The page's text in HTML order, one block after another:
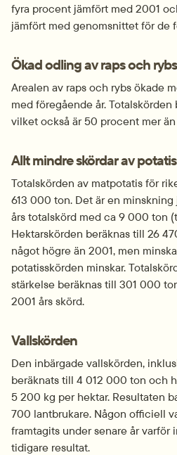
fyra procent jämfört med 2001
jämfört med genomsnittet för de
Ökad odling av raps och rybs
Arealen av raps och rybs ökade
med föregående år. Totalskörden
vilket också är 50 procent mer
Allt mindre skördar av potatis
Totalskörden av matpotatis för
613 000 ton. Det är en
års totalskörd med ca 9 000 ton
Hektarskörden beräknas till 26
något högre än 2001, men
potatisskörden minskar.
stärkelse beräknas till 301 000
2001 års skörd.
Vallskörden
Den inbärgade vallskörden,
beräknats till 4 012 000 ton och
5 200 kg per hektar. Resultaten
700 lantbrukare. Någon officiell
framtagits under senare år varför
tidigare resultat.